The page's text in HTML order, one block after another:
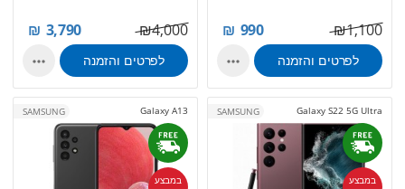
1,100
₪
990
₪
לפרטים והזמנה 
4,000
₪
3,790
₪
לפרטים והזמנה 
Galaxy S22 5G Ultra
במבצע
SAMSUNG
Galaxy A13
במבצע
SAMSUNG